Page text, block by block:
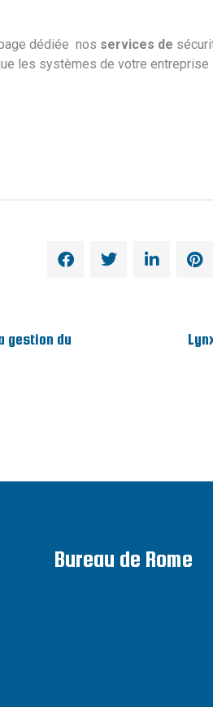
dédiée nos services de
les systèmes de votre
gestion du
Bureau de Rome